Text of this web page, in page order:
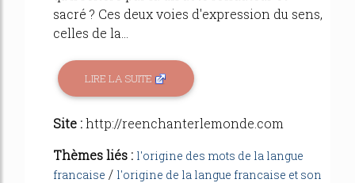
sacré ? Ces deux voies d'expression du sens,
celles de la...
LIRE LA SUITE
Site :http://reenchanterlemonde.com
Thèmes liés : l'origine des mots de la langue
francaise / l'origine de la langue francaise et son